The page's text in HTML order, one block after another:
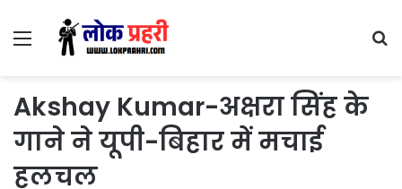
Menu
Akshay Kumar-अक्षरा सिंह के
गाने ने यूपी-बिहार में मचाई
हलचल